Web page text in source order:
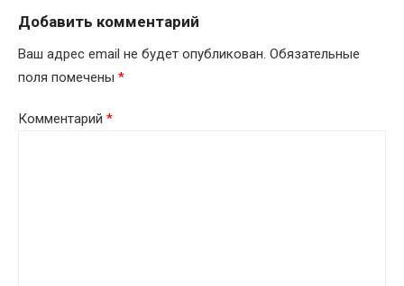
Добавить комментарий
Ваш адрес email не будет опубликован. Обязательные
поля помечены *
Комментарий *